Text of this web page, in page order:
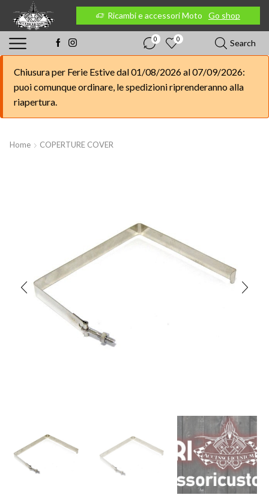
Go shop Ricambi e accessori Moto Go shop
0 0 Search
Chiusura per Ferie Estive dal 01/08/2026 al 07/09/2026:
puoi comunque ordinare, le spedizioni riprenderanno alla
riapertura.
Home COPERTURE COVER